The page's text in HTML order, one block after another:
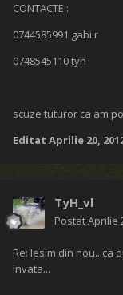
CONTACTE :
0744585991 gabi.r
0748545110 tyh
scuze tuturor ca am
Editat Aprilie 20,
TyH_vl
PostatAprilie
Re: Iesim din nou...ca
invata...